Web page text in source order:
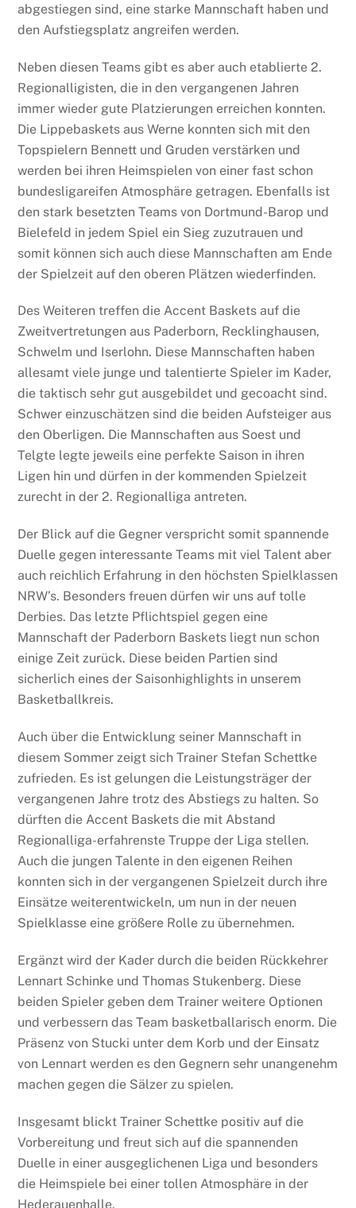
abgestiegen sind, eine starke Mannschaft haben und
den Aufstiegsplatz angreifen werden.
Neben diesen Teams gibt es aber auch etablierte 2.
Regionalligisten, die in den vergangenen Jahren
immer wieder gute Platzierungen erreichen konnten.
Die Lippebaskets aus Werne konnten sich mit den
Topspielern Bennett und Gruden verstärken und
werden bei ihren Heimspielen von einer fast schon
bundesligareifen Atmosphäre getragen. Ebenfalls ist
den stark besetzten Teams von Dortmund-Barop und
Bielefeld in jedem Spiel ein Sieg zuzutrauen und
somit können sich auch diese Mannschaften am Ende
der Spielzeit auf den oberen Plätzen wiederfinden.
Des Weiteren treffen die Accent Baskets auf die
Zweitvertretungen aus Paderborn, Recklinghausen,
Schwelm und Iserlohn. Diese Mannschaften haben
allesamt viele junge und talentierte Spieler im Kader,
die taktisch sehr gut ausgebildet und gecoacht sind.
Schwer einzuschätzen sind die beiden Aufsteiger aus
den Oberligen. Die Mannschaften aus Soest und
Telgte legte jeweils eine perfekte Saison in ihren
Ligen hin und dürfen in der kommenden Spielzeit
zurecht in der 2. Regionalliga antreten.
Der Blick auf die Gegner verspricht somit spannende
Duelle gegen interessante Teams mit viel Talent aber
auch reichlich Erfahrung in den höchsten Spielklassen
NRW’s. Besonders freuen dürfen wir uns auf tolle
Derbies. Das letzte Pflichtspiel gegen eine
Mannschaft der Paderborn Baskets liegt nun schon
einige Zeit zurück. Diese beiden Partien sind
sicherlich eines der Saisonhighlights in unserem
Basketballkreis.
Auch über die Entwicklung seiner Mannschaft in
diesem Sommer zeigt sich Trainer Stefan Schettke
zufrieden. Es ist gelungen die Leistungsträger der
vergangenen Jahre trotz des Abstiegs zu halten. So
dürften die Accent Baskets die mit Abstand
Regionalliga-erfahrenste Truppe der Liga stellen.
Auch die jungen Talente in den eigenen Reihen
konnten sich in der vergangenen Spielzeit durch ihre
Einsätze weiterentwickeln, um nun in der neuen
Spielklasse eine größere Rolle zu übernehmen.
Ergänzt wird der Kader durch die beiden Rückkehrer
Lennart Schinke und Thomas Stukenberg. Diese
beiden Spieler geben dem Trainer weitere Optionen
und verbessern das Team basketballarisch enorm. Die
Präsenz von Stucki unter dem Korb und der Einsatz
von Lennart werden es den Gegnern sehr unangenehm
machen gegen die Sälzer zu spielen.
Insgesamt blickt Trainer Schettke positiv auf die
Vorbereitung und freut sich auf die spannenden
Duelle in einer ausgeglichenen Liga und besonders
die Heimspiele bei einer tollen Atmosphäre in der
Hederauenhalle.